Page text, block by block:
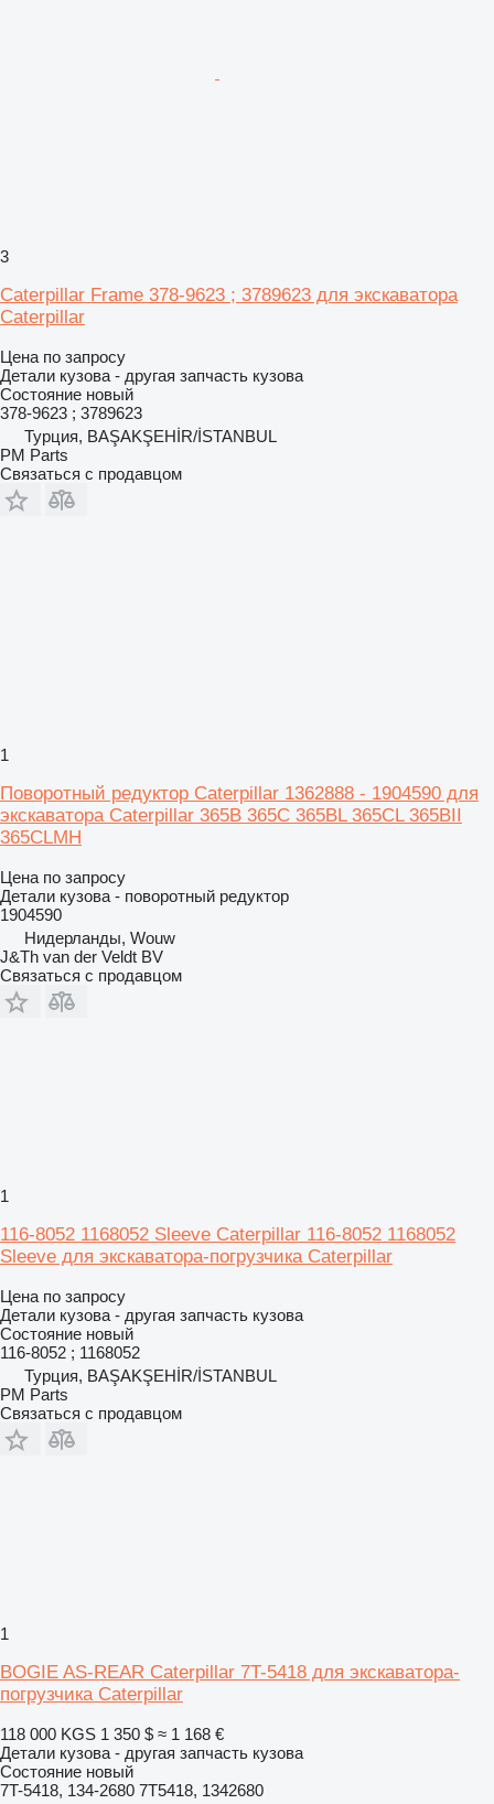
3
Caterpillar Frame 378-9623 ; 3789623 для экскаватора
Caterpillar
Цена по запросу
Детали кузова - другая запчасть кузова
Состояние новый
378-9623 ; 3789623
Турция, BAŞAKŞEHİR/İSTANBUL
PM Parts
Связаться с продавцом
1
Поворотный редуктор Caterpillar 1362888 - 1904590 для
экскаватора Caterpillar 365B 365C 365BL 365CL 365BII
365CLMH
Цена по запросу
Детали кузова - поворотный редуктор
1904590
Нидерланды, Wouw
J&Th van der Veldt BV
Связаться с продавцом
1
116-8052 1168052 Sleeve Caterpillar 116-8052 1168052
Sleeve для экскаватора-погрузчика Caterpillar
Цена по запросу
Детали кузова - другая запчасть кузова
Состояние новый
116-8052 ; 1168052
Турция, BAŞAKŞEHİR/İSTANBUL
PM Parts
Связаться с продавцом
1
BOGIE AS-REAR Caterpillar 7T-5418 для экскаватора-
погрузчика Caterpillar
118 000 KGS 1 350 $ ≈ 1 168 €
Детали кузова - другая запчасть кузова
Состояние новый
7T-5418, 134-2680 7T5418, 1342680